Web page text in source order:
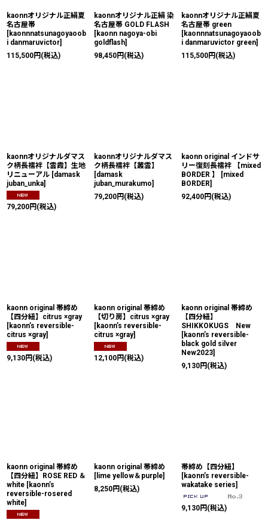
kaonnオリジナル正絹夏
名古屋帯
[kaonnnatsunagoyaoob
i danmaruvictor]
115,500円 (税込)
kaonnオリジナル正絹 染
名古屋帯 GOLD FLASH
[kaonn nagoya-obi
goldflash]
98,450円 (税込)
kaonnオリジナル正絹夏
名古屋帯 green
[kaonnnatsunagoyaoob
i danmaruvictor green]
115,500円 (税込)
kaonnオリジナルダマス
ク柄長襦袢【雲霞】生地
リニューアル [damask
juban_unka]
79,200円 (税込)
kaonnオリジナルダマス
ク柄長襦袢【叢雲】
[damask
juban_murakumo]
79,200円 (税込)
kaonn original インドサ
リー復刻長襦袢 【mixed
BORDER 】
[mixed
BORDER]
92,400円 (税込)
kaonn original 帯締め
【四分紐】citrus ×gray
[kaonn’s reversible-
citrus ×gray]
9,130円 (税込)
kaonn original 帯締め
【切り房】citrus ×gray
[kaonn’s reversible-
citrus ×gray]
12,100円 (税込)
kaonn original 帯締め
【四分紐】
SHIKKOKUGS New
[kaonn’s reversible-
black gold silver
New2023]
9,130円 (税込)
kaonn original 帯締め
【四分紐】ROSE RED ＆
white [kaonn’s
reversible-rosered
white]
kaonn original 帯締め
[lime yellow＆purple]
8,250円 (税込)
帯締め【四分紐】
[kaonn’s reversible-
wakatake series]
9,130円 (税込)